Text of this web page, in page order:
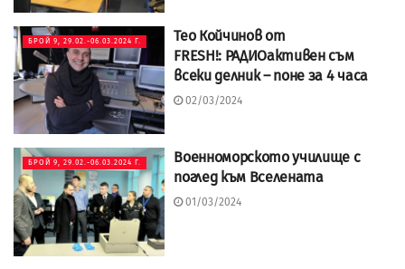
БРОЙ 9, 29.02.-06.03.2024 Г.
Тео Койчинов от
FRESH!: РАДИОактивен съм
всеки делник – поне за 4 часа
02/03/2024
БРОЙ 9, 29.02.-06.03.2024 Г.
Военноморското училище с
поглед към Вселената
01/03/2024